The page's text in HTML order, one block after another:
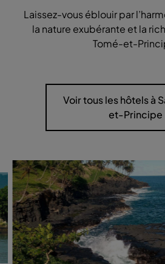
Laissez-vous éblouir par
la nature exubérante et la
Tomé-et-
Voir tous les hôtels à
et-Principe